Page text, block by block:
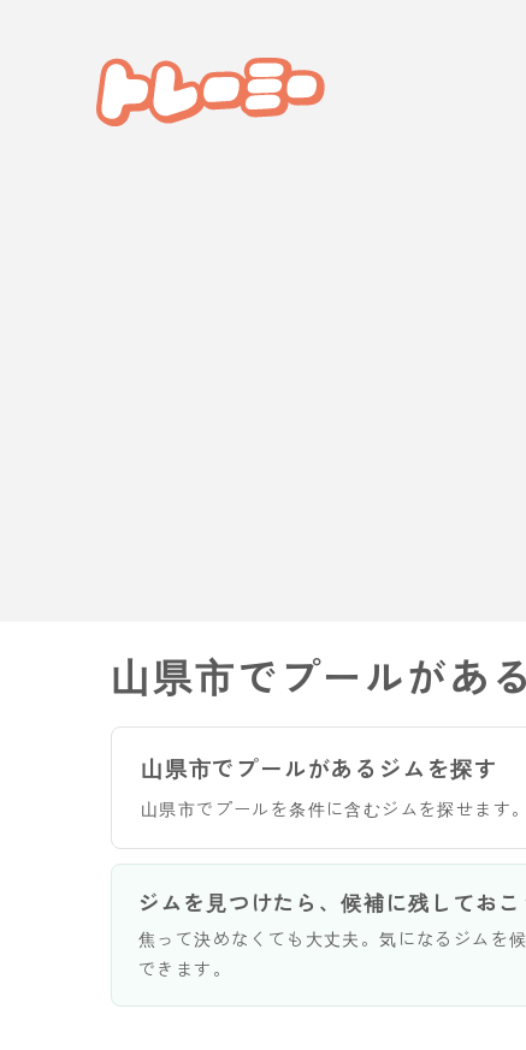
山県市でプールがあ
山県市でプールがあるジムを探す
山県市でプールを条件に含むジムを探せます
ジムを見つけたら、候補に残しておこ
焦って決めなくても大丈夫。気になるジムを
できます。